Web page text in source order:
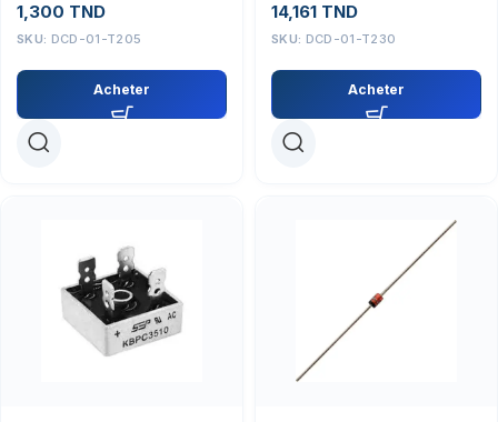
1,300 TND
SKU: DCD-01-T205
Acheter
14,161 TND
SKU: DCD-01-T230
Acheter